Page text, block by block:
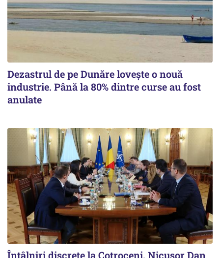
Dezastrul de pe Dunăre lovește o nouă
industrie. Până la 80% dintre curse au fost
anulate
Întâlniri discrete la Cotroceni. Nicușor Dan